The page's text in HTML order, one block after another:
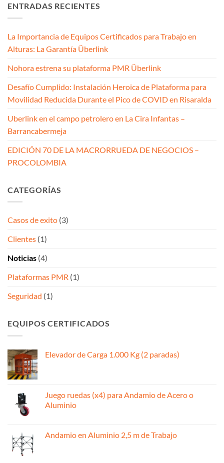
ENTRADAS RECIENTES
La Importancia de Equipos Certificados para Trabajo en
Alturas: La Garantía Überlink
Nohora estrena su plataforma PMR Überlink
Desafío Cumplido: Instalación Heroica de Plataforma para
Movilidad Reducida Durante el Pico de COVID en Risaralda
Uberlink en el campo petrolero en La Cira Infantas –
Barrancabermeja
EDICIÓN 70 DE LA MACRORRUEDA DE NEGOCIOS –
PROCOLOMBIA
CATEGORÍAS
Casos de exito (3)
Clientes (1)
Noticias (4)
Plataformas PMR (1)
Seguridad (1)
EQUIPOS CERTIFICADOS
Elevador de Carga 1.000 Kg (2 paradas)
Juego ruedas (x4) para Andamio de Acero o
Aluminio
Andamio en Aluminio 2,5 m de Trabajo